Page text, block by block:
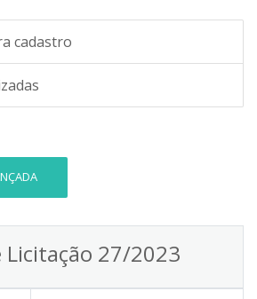
cadastro
Licitação 27/2023